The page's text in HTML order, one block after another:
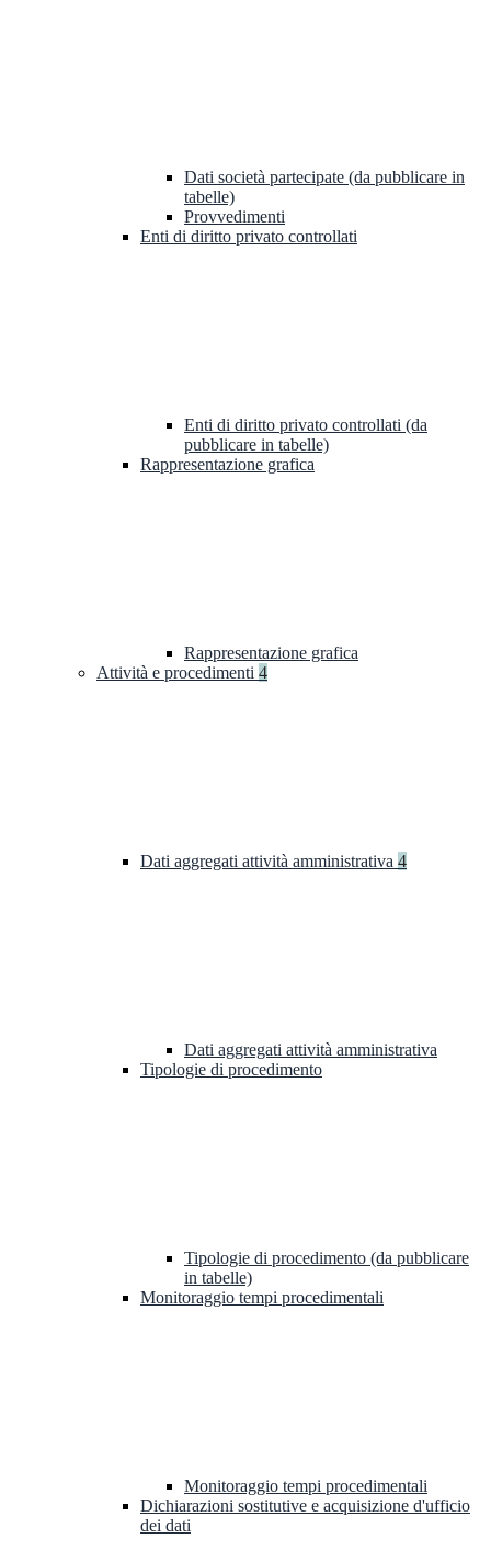
Dati società partecipate (da pubblicare in
tabelle)
Provvedimenti
Enti di diritto privato controllati
Enti di diritto privato controllati (da
pubblicare in tabelle)
Rappresentazione grafica
Rappresentazione grafica
Attività e procedimenti 4
Dati aggregati attività amministrativa 4
Dati aggregati attività amministrativa
Tipologie di procedimento
Tipologie di procedimento (da pubblicare
in tabelle)
Monitoraggio tempi procedimentali
Monitoraggio tempi procedimentali
Dichiarazioni sostitutive e acquisizione d'ufficio
dei dati